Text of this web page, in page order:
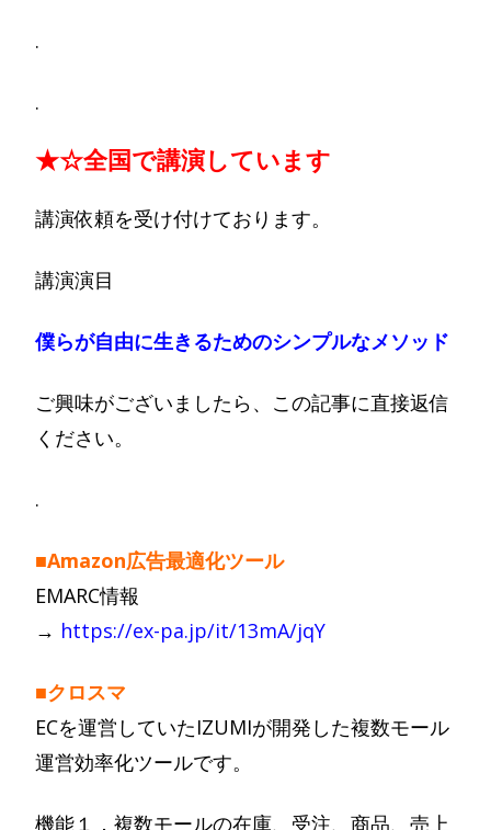
.
.
★☆全国で講演しています
講演依頼を受け付けております。
講演演目
僕らが自由に生きるためのシンプルなメソッド
ご興味がございましたら、この記事に直接返信
ください。
.
■Amazon広告最適化ツール
EMARC情報
→ https://ex-pa.jp/it/13mA/jqY
■クロスマ
ECを運営していたIZUMIが開発した複数モール
運営効率化ツールです。
機能１．複数モールの在庫、受注、商品、売上